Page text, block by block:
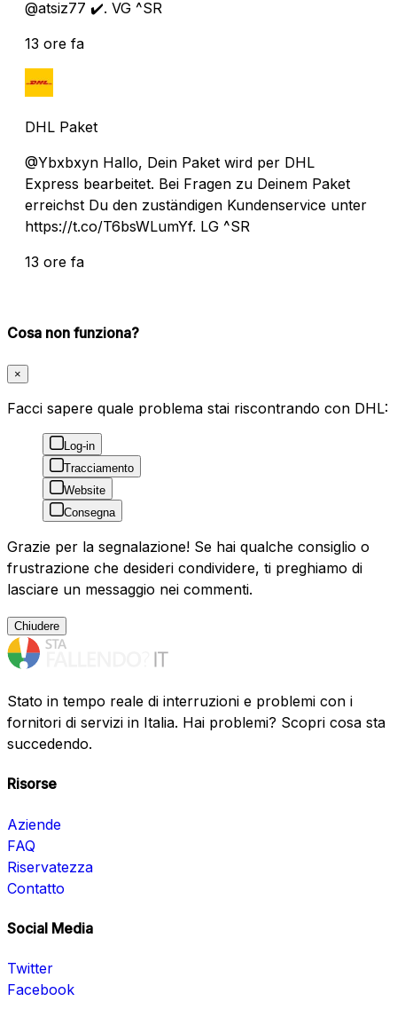
@atsiz77 ✔️. VG ^SR
13 ore fa
DHL Paket
@Ybxbxyn Hallo, Dein Paket wird per DHL
Express bearbeitet. Bei Fragen zu Deinem Paket
erreichst Du den zuständigen Kundenservice unter
https://t.co/T6bsWLumYf. LG ^SR
13 ore fa
Cosa non funziona?
×
Facci sapere quale problema stai riscontrando con DHL:
Log-in
Tracciamento
Website
Consegna
Grazie per la segnalazione! Se hai qualche consiglio o
frustrazione che desideri condividere, ti preghiamo di
lasciare un messaggio nei commenti.
Chiudere
Stato in tempo reale di interruzioni e problemi con i
fornitori di servizi in Italia. Hai problemi? Scopri cosa sta
succedendo.
Risorse
Aziende
FAQ
Riservatezza
Contatto
Social Media
Twitter
Facebook